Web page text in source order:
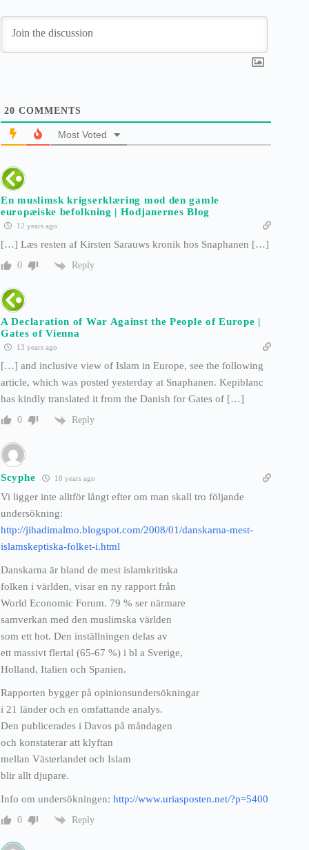
20 COMMENTS
Most Voted
En muslimsk krigserklæring mod den gamle
europæiske befolkning | Hodjanernes Blog
12 years ago
[…] Læs resten af Kirsten Sarauws kronik hos Snaphanen […]
0 Reply
A Declaration of War Against the People of Europe |
Gates of Vienna
13 years ago
[…] and inclusive view of Islam in Europe, see the following
article, which was posted yesterday at Snaphanen. Kepiblanc
has kindly translated it from the Danish for Gates of […]
0 Reply
Scyphe 18 years ago
Vi ligger inte alltför långt efter om man skall tro följande
undersökning:
http://jihadimalmo.blogspot.com/2008/01/danskarna-mest-
islamskeptiska-folket-i.html
Danskarna är bland de mest islamkritiska
folken i världen, visar en ny rapport från
World Economic Forum. 79 % ser närmare
samverkan med den muslimska världen
som ett hot. Den inställningen delas av
ett massivt flertal (65-67 %) i bl a Sverige,
Holland, Italien och Spanien.
Rapporten bygger på opinionsundersökningar
i 21 länder och en omfattande analys.
Den publicerades i Davos på måndagen
och konstaterar att klyftan
mellan Västerlandet och Islam
blir allt djupare.
Info om undersökningen: http://www.uriasposten.net/?p=5400
0 Reply